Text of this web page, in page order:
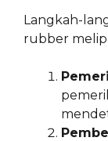
Langkah-
rubber